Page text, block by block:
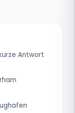
Antwort